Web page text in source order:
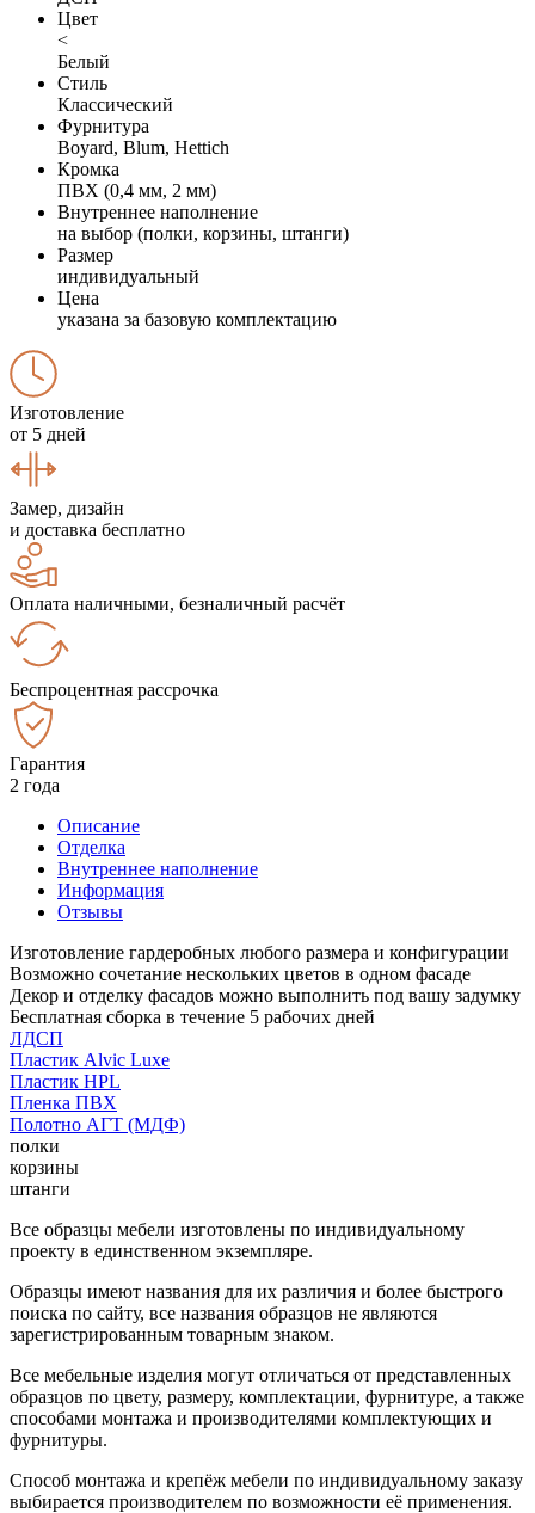
Цвет
<
Белый
Стиль
Классический
Фурнитура
Boyard, Blum, Hettich
Кромка
ПВХ (0,4 мм, 2 мм)
Внутреннее наполнение
на выбор (полки, корзины, штанги)
Размер
индивидуальный
Цена
указана за базовую комплектацию
Изготовление
от 5 дней
Замер, дизайн
и доставка бесплатно
Оплата наличными, безналичный расчёт
Беспроцентная рассрочка
Гарантия
2 года
Описание
Отделка
Внутреннее наполнение
Информация
Отзывы
Изготовление гардеробных любого размера и конфигурации
Возможно сочетание нескольких цветов в одном фасаде
Декор и отделку фасадов можно выполнить под вашу задумку
Бесплатная сборка в течение 5 рабочих дней
ЛДСП
Пластик Alvic Luxe
Пластик HPL
Пленка ПВХ
Полотно АГТ (МДФ)
полки
корзины
штанги
Все образцы мебели изготовлены по индивидуальному
проекту в единственном экземпляре.
Образцы имеют названия для их различия и более быстрого
поиска по сайту, все названия образцов не являются
зарегистрированным товарным знаком.
Все мебельные изделия могут отличаться от представленных
образцов по цвету, размеру, комплектации, фурнитуре, а также
способами монтажа и производителями комплектующих и
фурнитуры.
Способ монтажа и крепёж мебели по индивидуальному заказу
выбирается производителем по возможности её применения.